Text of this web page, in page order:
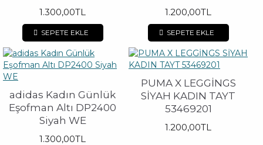
1.300,00TL
SEPETE EKLE
1.200,00TL
SEPETE EKLE
adidas Kadın Günlük
Eşofman Altı DP2400
Siyah WE
1.300,00TL
PUMA X LEGGİNGS
SİYAH KADIN TAYT
53469201
1.200,00TL